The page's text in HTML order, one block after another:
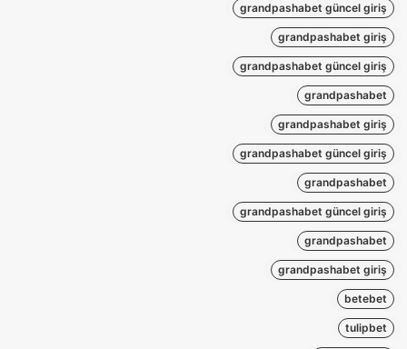
grandpashabet güncel giriş
grandpashabet giriş
grandpashabet güncel giriş
grandpashabet
grandpashabet giriş
grandpashabet güncel giriş
grandpashabet
grandpashabet güncel giriş
grandpashabet
grandpashabet giriş
betebet
tulipbet